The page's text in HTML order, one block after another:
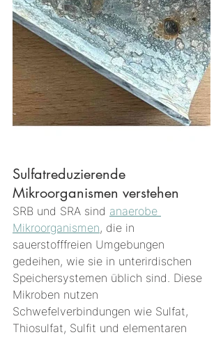
Sulfatreduzierende
Mikroorganismen verstehen
SRB und SRA sind anaerobe
Mikroorganismen, die in
sauerstofffreien Umgebungen
gedeihen, wie sie in unterirdischen
Speichersystemen üblich sind. Diese
Mikroben nutzen
Schwefelverbindungen wie Sulfat,
Thiosulfat, Sulfit und elementaren